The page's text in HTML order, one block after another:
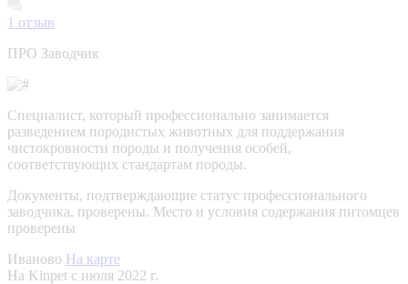
1 отзыв
ПРО Заводчик
Специалист, который профессионально занимается
разведением породистых животных для поддержания
чистокровности породы и получения особей,
соответствующих стандартам породы.
Документы, подтверждающие статус профессионального
заводчика, проверены. Место и условия содержания питомцев
проверены
Иваново На карте
На Kinpet c июля 2022 г.